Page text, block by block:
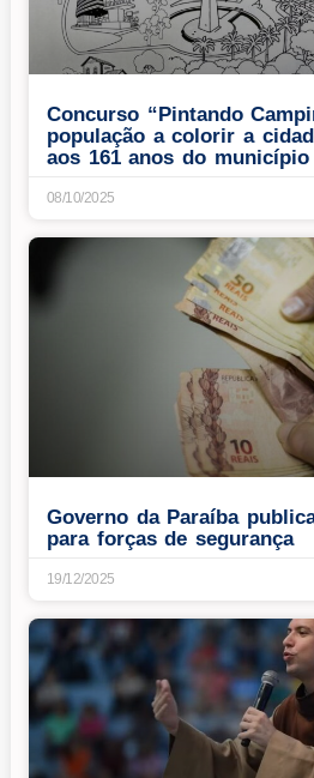
Concurso “Pintando
população a colorir a
aos 161 anos do município
08/10/2025
Governo da Paraíba
para forças de segurança
19/12/2025